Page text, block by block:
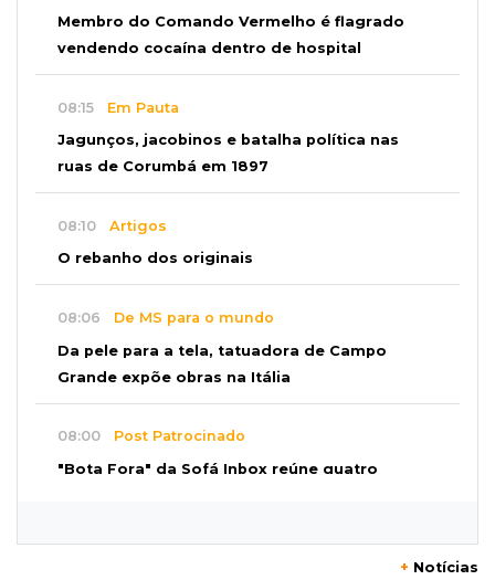
Membro do Comando Vermelho é flagrado
vendendo cocaína dentro de hospital
08:15 Em Pauta
Jagunços, jacobinos e batalha política nas
ruas de Corumbá em 1897
08:10 Artigos
O rebanho dos originais
08:06 De MS para o mundo
Da pele para a tela, tatuadora de Campo
Grande expõe obras na Itália
08:00 Post Patrocinado
"Bota Fora" da Sofá Inbox reúne quatro
+ Notícias